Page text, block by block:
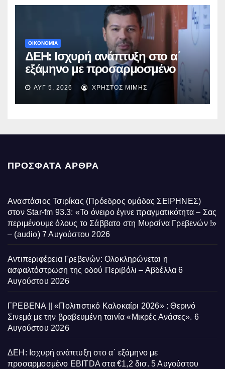
ΟΙΚΟΝΟΜΙΑ
ΔΕΗ: Ισχυρή ανάπτυξη στο α΄
εξάμηνο με προσαρμοσμένο
EBITDA στα €1,2 δισ.
ΑΥΓ 5, 2026 ΧΡΉΣΤΟΣ ΜΊΜΗΣ
ΠΡΌΣΦΑΤΑ ΆΡΘΡΑ
Αναστάσιος Τσιρίκας (Πρόεδρος ομάδας ΣΕΙΡΗΝΕΣ)
στον Star-fm 93.3: «Το όνειρο έγινε πραγματικότητα – Σας
περιμένουμε όλους το Σάββατο στη Μυρσίνα Γρεβενών !»
– (audio) 7 Αυγούστου 2026
Αντιπεριφέρεια Γρεβενών: Ολοκληρώνεται η
ασφαλτόστρωση της οδού Περιβόλι – Αβδέλλα 6
Αυγούστου 2026
ΓΡΕΒΕΝΑ || «Πολιτιστικό Καλοκαίρι 2026» : Θερινό
Σινεμά με την βραβευμένη ταινία «Μικρές Ανάσες». 6
Αυγούστου 2026
ΔΕΗ: Ισχυρή ανάπτυξη στο α΄ εξάμηνο με
προσαρμοσμένο EBITDA στα €1,2 δισ. 5 Αυγούστου